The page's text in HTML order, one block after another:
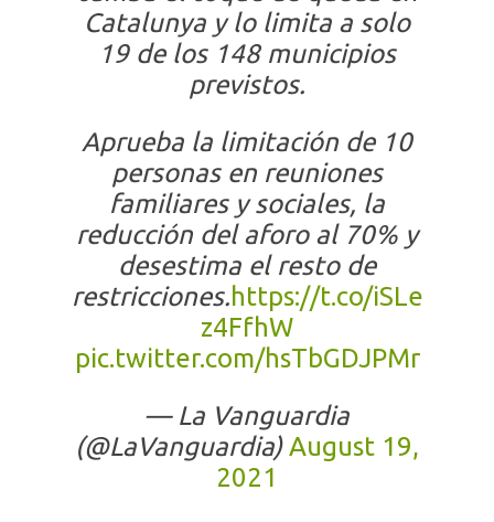
Catalunya y lo limita a solo
19 de los 148 municipios
previstos.
Aprueba la limitación de 10
personas en reuniones
familiares y sociales, la
reducción del aforo al 70% y
desestima el resto de
restricciones.https://t.co/iSLe
z4FfhW
pic.twitter.com/hsTbGDJPMr
— La Vanguardia
(@LaVanguardia)August 19,
2021